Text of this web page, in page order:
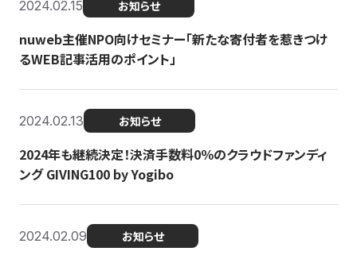
2024.02.15 お知らせ
nuweb主催NPO向けセミナー「新たな寄付者を惹きつけ
るWEB記事活用のポイント」
2024.02.13 お知らせ
2024年も継続決定！決済手数料0％のクラウドファンディ
ング GIVING100 by Yogibo
2024.02.09 お知らせ